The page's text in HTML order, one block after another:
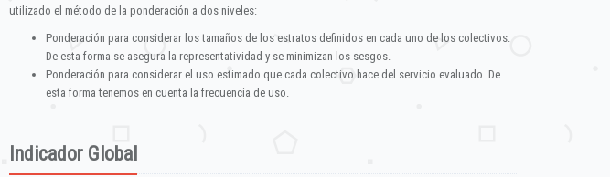
utilizado el método de la ponderación a dos niveles:
Ponderación para considerar los tamaños de los estratos definidos en cada uno de los colectivos.
De esta forma se asegura la representatividad y se minimizan los sesgos.
Ponderación para considerar el uso estimado que cada colectivo hace del servicio evaluado. De
esta forma tenemos en cuenta la frecuencia de uso.
Indicador Global